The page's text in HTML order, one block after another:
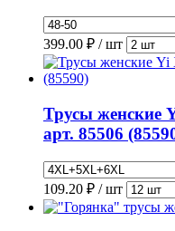
399.00 ₽ / шт
Трусы женские
арт. 85506
109.20 ₽ / шт